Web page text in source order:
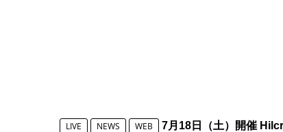
LIVE NEWS WEB 7月18日（土）開催